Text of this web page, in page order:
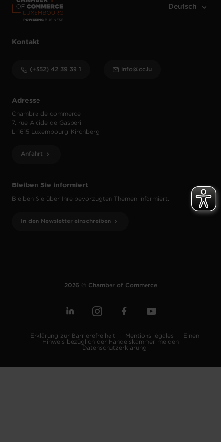
Bleiben Sie informiert
Bleiben Sie über Ihre bevorzugten Themen informiert.
In den Newsletter einschreiben
Adresse
Chambre de commerce
7, rue Alcide de Gasperi
L-1615 Luxembourg-Kirchberg
Anfahrt
Kontakt
(+352) 42 39 39 1 info@cc.lu
2026 © Chamber of Commerce
Erklärung zur Barrierefreiheit Mentions légales
Einen
Hinweis bezüglich der Handelskammer melden
Datenschutzerklärung